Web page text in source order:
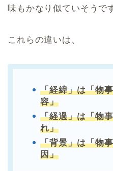
味もかなり似ていそうで
これらの違いは、
「経緯」は「物
容」
「経過」は「物
れ」
「背景」は「物
因」